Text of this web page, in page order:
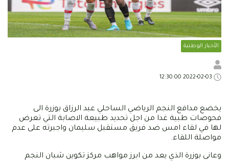
الأخبار الوطنية
يخضع مدافع النجم الرياضي الساحلي عبد الرزاق بوزرة الى
فحوصات طبية غدا من اجل تحديد طبيعة الاصابة التي تعرض
لها في لقاء امس ضد فريق مستقبل سليمان واجبرته على عدم
مواصلة اللقاء.
وعانى بوزرة الذي يعد من ابرز مواهب مركز تكوين شبان النجم